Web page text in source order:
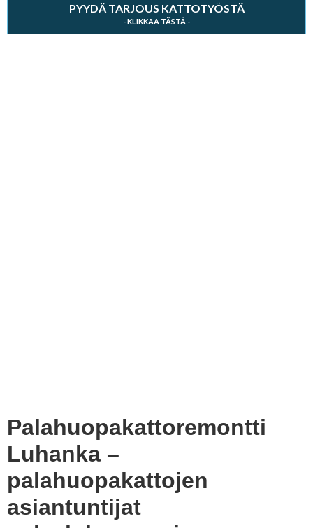
PYYDÄ TARJOUS KATTOTYÖSTÄ
Palahuopakattoremontti
Luhanka –
palahuopakattojen
asiantuntijat